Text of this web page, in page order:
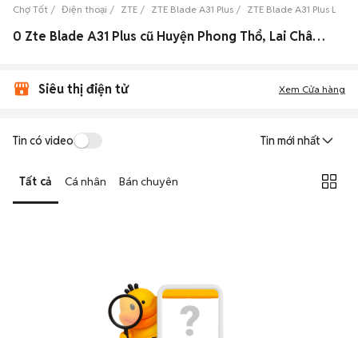
Chợ Tốt Điện thoại ZTE ZTE Blade A31 Plus ZTE Blade A31 Plus Lai
0 Zte Blade A31 Plus cũ Huyện Phong Thổ, Lai Châu đẹp
Siêu thị điện tử Xem Cửa hàng
Tin có video Tin mới nhất
Tất cả Cá nhân Bán chuyên